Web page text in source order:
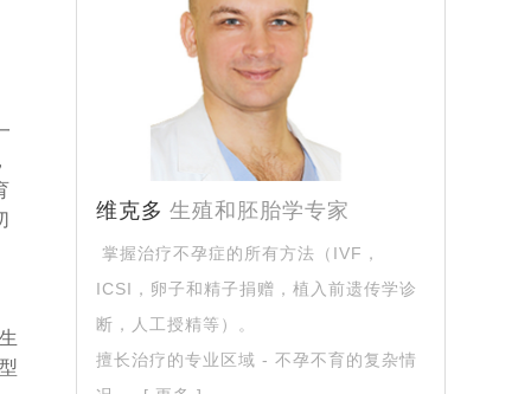
07]
[2024-04-24]
[2024-04-08]
[2024-03-25]
维克多 生殖和胚胎学专家
掌握治疗不孕症的所有方法（IVF，
ICSI，卵子和精子捐赠，植入前遗传学诊
断，人工授精等）。
擅长治疗的专业区域 - 不孕不育的复杂情